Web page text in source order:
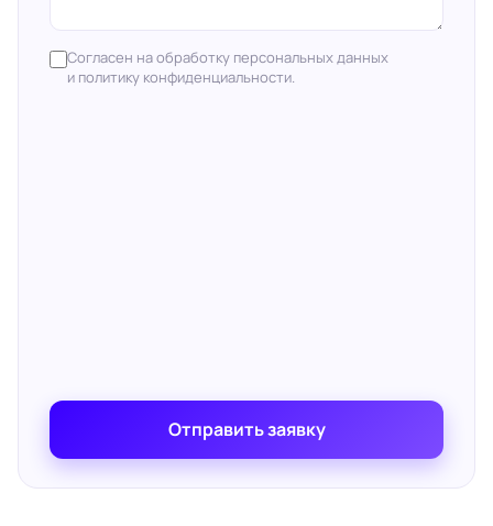
Согласен на обработку персональных данных
и политику конфиденциальности.
Отправить заявку